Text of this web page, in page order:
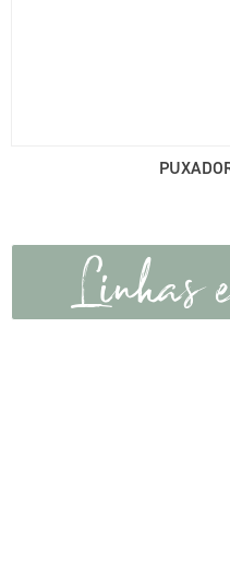
Linhas